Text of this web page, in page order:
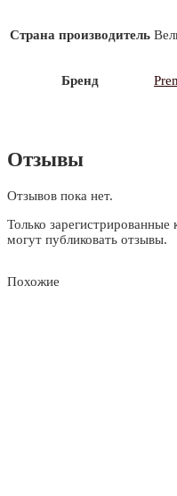
Страна производитель
Бренд
Отзывы
Отзывов пока нет.
Только
могут публиковать отзывы.
Похожие